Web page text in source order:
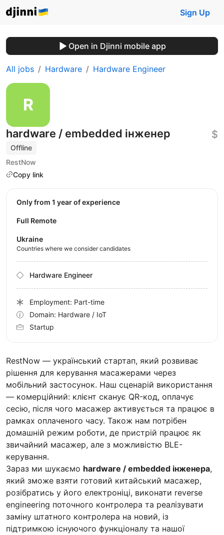
Sign Up
Open in Djinni mobile app
All jobs Hardware Hardware Engineer
hardware / embedded інженер
Offline
RestNow
Copy link
$
RestNow — український стартап, який розвиває
рішення для керування масажерами через
мобільний застосунок. Наш сценарій використання
— комерційний: клієнт сканує QR-код, оплачує
сесію, після чого масажер активується та працює в
рамках оплаченого часу. Також нам потрібен
домашній режим роботи, де пристрій працює як
звичайний масажер, але з можливістю BLE-
керування.
Зараз ми шукаємо hardware / embedded інженера,
який зможе взяти готовий китайський масажер,
розібратись у його електроніці, виконати reverse
engineering поточного контролера та реалізувати
заміну штатного контролера на новий, із
підтримкою існуючого функціоналу та нашої
Only from 1 year of experience
Full Remote
Ukraine
Countries where we consider candidates
Hardware Engineer
Employment: Part-time
Domain: Hardware / IoT
Startup